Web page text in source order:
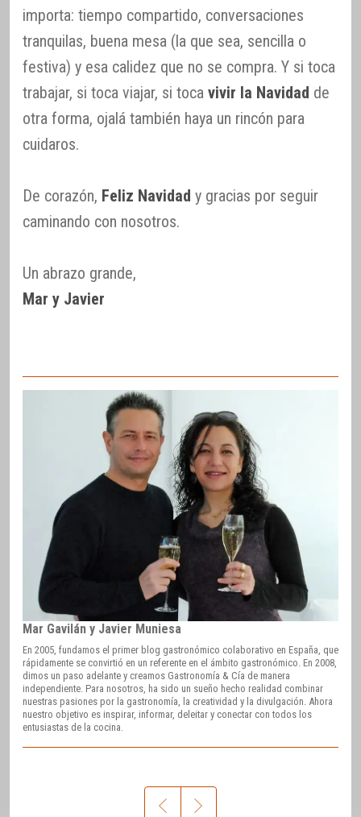
importa: tiempo compartido, conversaciones
tranquilas, buena mesa (la que sea, sencilla o
festiva) y esa calidez que no se compra. Y si toca
trabajar, si toca viajar, si toca vivir la Navidad de
otra forma, ojalá también haya un rincón para
cuidaros.
De corazón, Feliz Navidad y gracias por seguir
caminando con nosotros.
Un abrazo grande,
Mar y Javier
Mar Gavilán y Javier Muniesa
En 2005, fundamos el primer blog gastronómico colaborativo en España, que
rápidamente se convirtió en un referente en el ámbito gastronómico. En 2008,
dimos un paso adelante y creamos Gastronomía & Cía de manera
independiente. Para nosotros, ha sido un sueño hecho realidad combinar
nuestras pasiones por la gastronomía, la creatividad y la divulgación. Ahora
nuestro objetivo es inspirar, informar, deleitar y conectar con todos los
entusiastas de la cocina.